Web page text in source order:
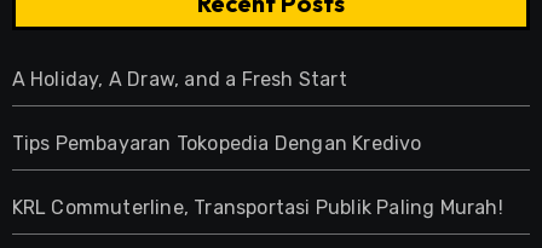
A Holiday, A Draw, and a Fresh Start
Tips Pembayaran Tokopedia Dengan Kredivo
KRL Commuterline, Transportasi Publik Paling Murah!